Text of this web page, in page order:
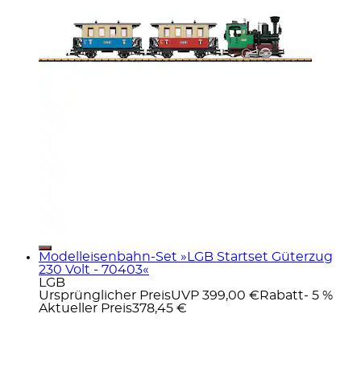
Modelleisenbahn-Set »LGB Startset Güterzug
230 Volt - 70403«
LGB
Ursprünglicher PreisUVP 399,00 € Rabatt- 5 %
Aktueller Preis378,45 €